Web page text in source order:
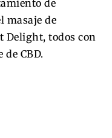
de
masaje de
Delight, todos con
CBD.